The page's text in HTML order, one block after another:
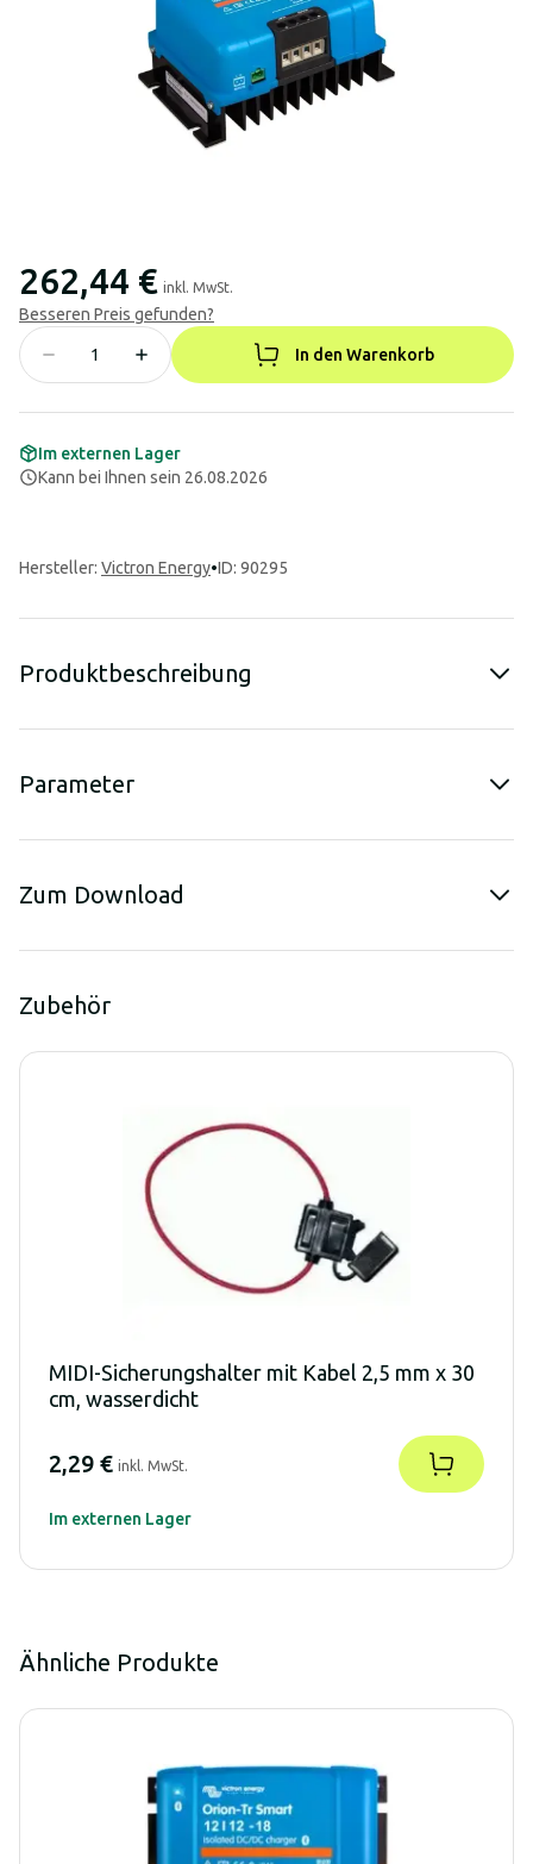
262,44 € inkl. MwSt.
Besseren Preis gefunden?
In den Warenkorb
Im externen Lager
Kann bei Ihnen sein 26.08.2026
Hersteller: Victron Energy•ID: 90295
Produktbeschreibung
Parameter
Zum Download
Zubehör
MIDI-Sicherungshalter mit Kabel 2,5 mm x 30
cm, wasserdicht
2,29 € inkl. MwSt.
Im externen Lager
Ähnliche Produkte